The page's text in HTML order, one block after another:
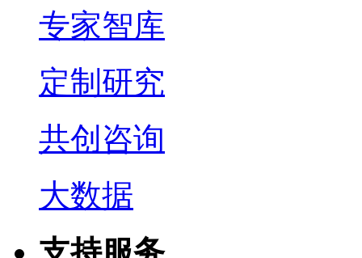
专家智库
定制研究
共创咨询
大数据